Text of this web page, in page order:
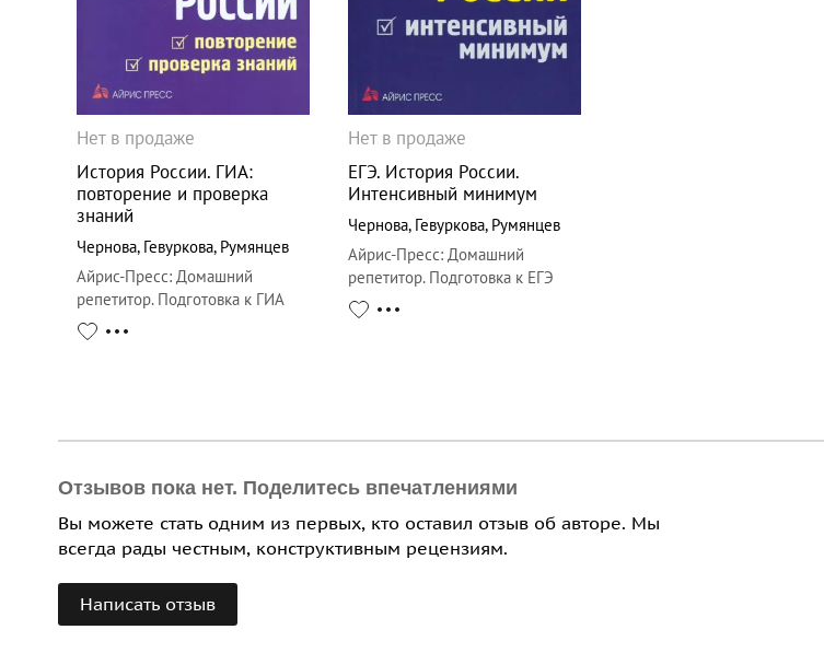
Нет в продаже
История России. ГИА:
повторение и проверка
знаний
Чернова, Гевуркова, Румянцев
Айрис-Пресс:Домашний
репетитор. Подготовка к ГИА
Нет в продаже
ЕГЭ. История России.
Интенсивный минимум
Чернова, Гевуркова, Румянцев
Айрис-Пресс: Домашний
репетитор. Подготовка к ЕГЭ
Отзывов пока нет. Поделитесь впечатлениями
Вы можете стать одним из первых, кто оставил отзыв об авторе. Мы
всегда рады честным, конструктивным рецензиям.
Написать отзыв